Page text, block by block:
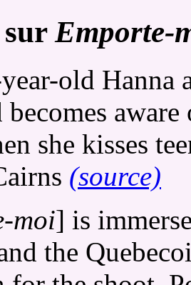
Emporte-
old Hanna
becomes
she kisses
(source)
moi] is
the